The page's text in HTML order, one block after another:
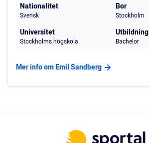
Nationalitet
Svensk
Bor
Stockholm
Universitet
Stockholms högskola
Utbildning
Bachelor
Mer info om Emil Sandberg